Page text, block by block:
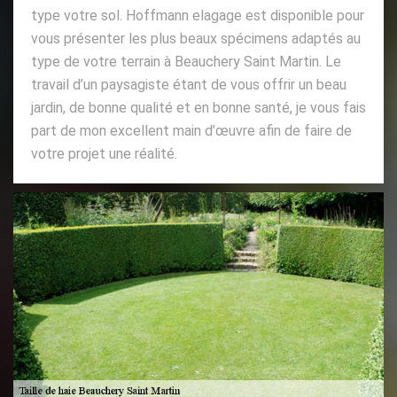
type votre sol. Hoffmann elagage est disponible pour
vous présenter les plus beaux spécimens adaptés au
type de votre terrain à Beauchery Saint Martin. Le
travail d’un paysagiste étant de vous offrir un beau
jardin, de bonne qualité et en bonne santé, je vous fais
part de mon excellent main d’œuvre afin de faire de
votre projet une réalité.